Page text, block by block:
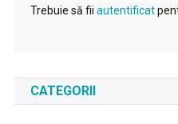
Trebuie să fii autentificat
CATEGORII